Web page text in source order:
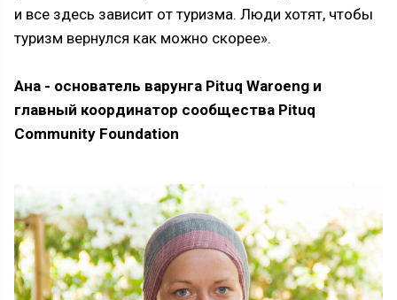
и все здесь зависит от туризма. Люди хотят, чтобы
туризм вернулся как можно скорее».
Ана - основатель варунга Pituq Waroeng и
главный координатор сообщества Pituq
Community Foundation